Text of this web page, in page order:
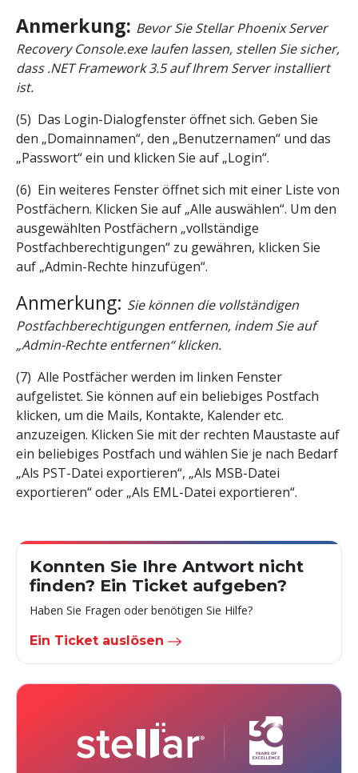
Anmerkung: Bevor Sie Stellar Phoenix Server
Recovery Console.exe laufen lassen, stellen Sie sicher,
dass .NET Framework 3.5 auf Ihrem Server installiert
ist.
(5) Das Login-Dialogfenster öffnet sich. Geben Sie
den „Domainnamen“, den „Benutzernamen“ und das
„Passwort“ ein und klicken Sie auf „Login“.
(6) Ein weiteres Fenster öffnet sich mit einer Liste von
Postfächern. Klicken Sie auf „Alle auswählen“. Um den
ausgewählten Postfächern „vollständige
Postfachberechtigungen“ zu gewähren, klicken Sie
auf „Admin-Rechte hinzufügen“.
Anmerkung: Sie können die vollständigen
Postfachberechtigungen entfernen, indem Sie auf
„Admin-Rechte entfernen“ klicken.
(7) Alle Postfächer werden im linken Fenster
aufgelistet. Sie können auf ein beliebiges Postfach
klicken, um die Mails, Kontakte, Kalender etc.
anzuzeigen. Klicken Sie mit der rechten Maustaste auf
ein beliebiges Postfach und wählen Sie je nach Bedarf
„Als PST-Datei exportieren“, „Als MSB-Datei
exportieren“ oder „Als EML-Datei exportieren“.
Konnten Sie Ihre Antwort nicht
finden? Ein Ticket aufgeben?
Haben Sie Fragen oder benötigen Sie Hilfe?
Ein Ticket auslösen